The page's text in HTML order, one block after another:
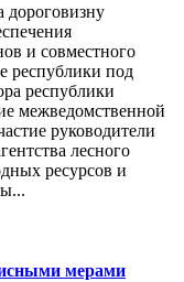
дороговизну
и совместного
республики под
республики
межведомственной
руководители
лесного
ресурсов и
ными мерами